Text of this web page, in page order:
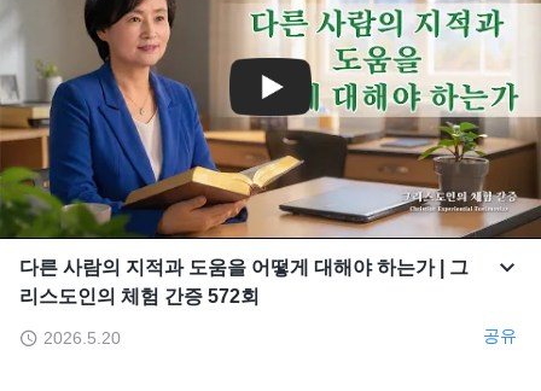
다른 사람의 지적과 도움을 어떻게 대해야 하는가 | 그
리스도인의 체험 간증 572회
2026.5.20 공유